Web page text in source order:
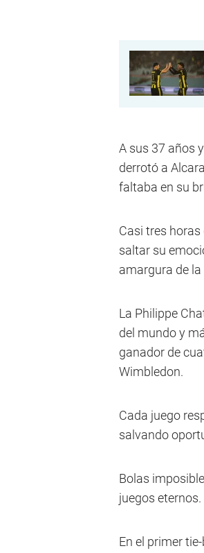
A sus 37 años
derrotó a
faltaba en su
Casi tres
saltar su
amargura de
La Philippe
del mundo y
ganador de
Wimbledon.
Cada juego
salvando
Bolas
juegos eternos.
En el primer